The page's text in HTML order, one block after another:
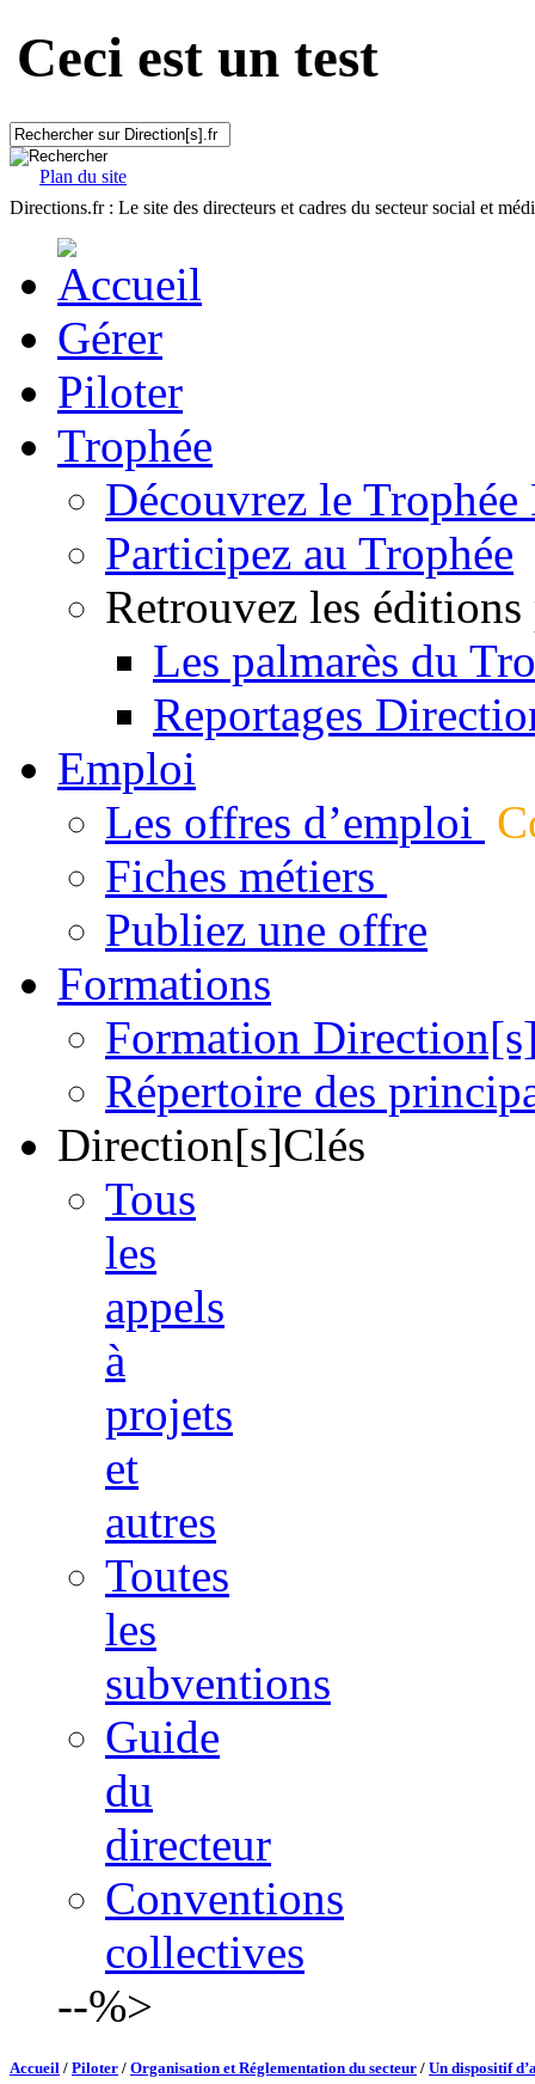
Ceci est un test
Plan du site
Directions.fr : Le site des directeurs et cadres du secteur social et
Gérer
Piloter
Trophée
Découvrez le
Participez au Trophée
Retrouvez les éditions
Les palmarès du
Reportages
Emploi
Les offres d’emploi
Fiches métiers
Publiez une offre
Formations
Formation
Répertoire des
Direction[s]Clés
Tous
les
appels
à
projets
et
autres
Toutes
les
subventions
Guide
du
directeur
Conventions
collectives
--%>
Accueil / Piloter / Organisation et Réglementation du secteur / Un dispositif